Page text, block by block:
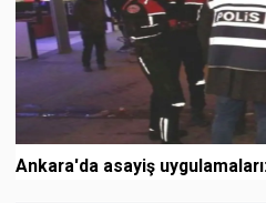
Ankara'da asayiş